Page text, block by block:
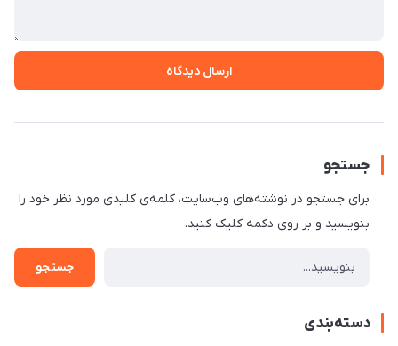
ارسال دیدگاه
جستجو
برای جستجو در نوشته‌های وب‌سایت، کلمه‌ی کلیدی مورد نظر خود را
بنویسید و بر روی دکمه کلیک کنید.
جستجو
دسته‌بندی